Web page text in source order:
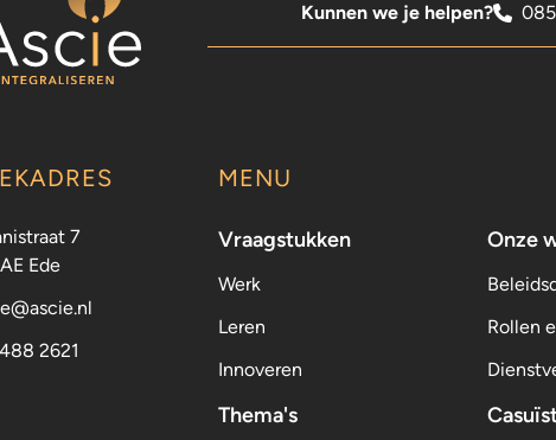
Kunnen we je helpen?
7
Ede
2621
MENU
Vraagstukken
Werk
Leren
Innoveren
Thema's
Onze
Rollen